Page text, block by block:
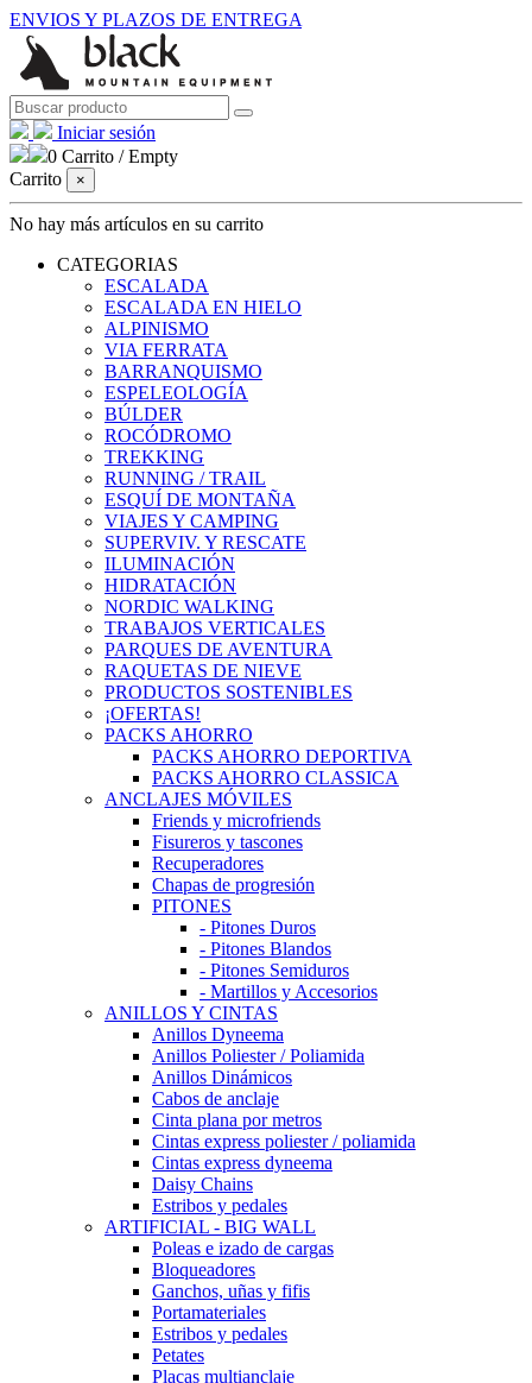
ENVIOS Y PLAZOS DE ENTREGA
Iniciar sesión
0 Carrito /Empty
Carrito
×
No hay más artículos en su carrito
CATEGORIAS
ESCALADA
ESCALADA EN HIELO
ALPINISMO
VIA FERRATA
BARRANQUISMO
ESPELEOLOGÍA
BÚLDER
ROCÓDROMO
TREKKING
RUNNING / TRAIL
ESQUÍ DE MONTAÑA
VIAJES Y CAMPING
SUPERVIV. Y RESCATE
ILUMINACIÓN
HIDRATACIÓN
NORDIC WALKING
TRABAJOS VERTICALES
PARQUES DE AVENTURA
RAQUETAS DE NIEVE
PRODUCTOS SOSTENIBLES
¡OFERTAS!
PACKS AHORRO
PACKS AHORRO DEPORTIVA
PACKS AHORRO CLASSICA
ANCLAJES MÓVILES
Friends y microfriends
Fisureros y tascones
Recuperadores
Chapas de progresión
PITONES
- Pitones Duros
- Pitones Blandos
- Pitones Semiduros
- Martillos y Accesorios
ANILLOS Y CINTAS
Anillos Dyneema
Anillos Poliester / Poliamida
Anillos Dinámicos
Cabos de anclaje
Cinta plana por metros
Cintas express poliester / poliamida
Cintas express dyneema
Daisy Chains
Estribos y pedales
ARTIFICIAL - BIG WALL
Poleas e izado de cargas
Bloqueadores
Ganchos, uñas y fifis
Portamateriales
Estribos y pedales
Petates
Placas multianclaje